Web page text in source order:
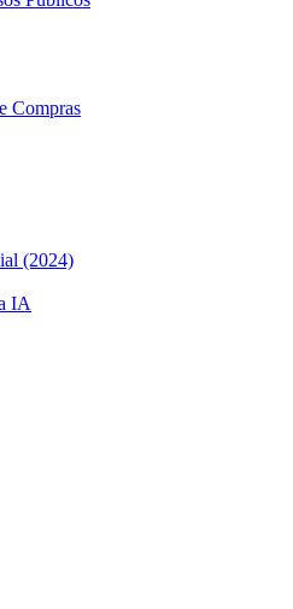
Compras
(2024)
IA